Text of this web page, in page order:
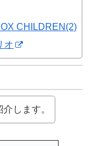
CHILDREN(2)
オ
します。